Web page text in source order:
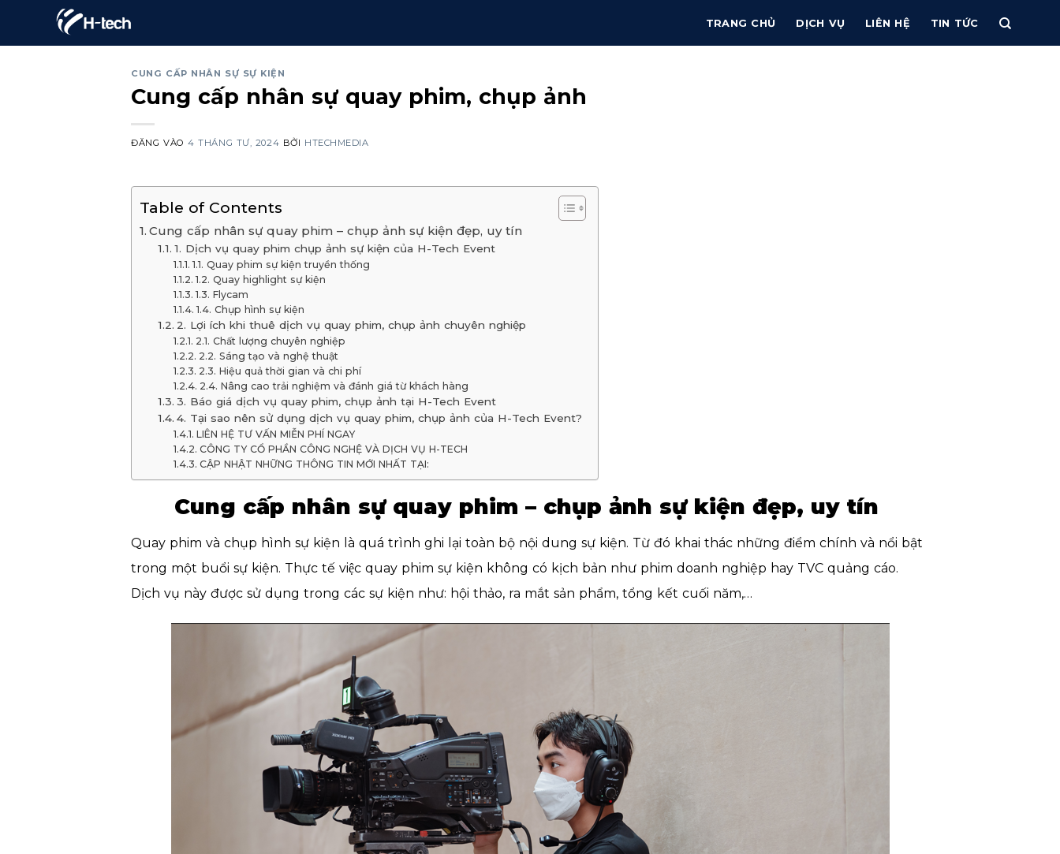
TRANG CHỦ DỊCH VỤ LIÊN HỆ TIN TỨC
CUNG CẤP NHÂN SỰ SỰ KIỆN
Cung cấp nhân sự quay phim, chụp ảnh
ĐĂNG VÀO4 THÁNG TƯ, 2024 BỞI HTECHMEDIA
Table of Contents
Cung cấp nhân sự quay phim – chụp ảnh sự kiện đẹp, uy tín
1. Dịch vụ quay phim chụp ảnh sự kiện của H-Tech Event
1.1. Quay phim sự kiện truyền thống
1.2. Quay highlight sự kiện
1.3. Flycam
1.4. Chụp hình sự kiện
2. Lợi ích khi thuê dịch vụ quay phim, chụp ảnh chuyên nghiệp
2.1. Chất lượng chuyên nghiệp
2.2. Sáng tạo và nghệ thuật
2.3. Hiệu quả thời gian và chi phí
2.4. Nâng cao trải nghiệm và đánh giá từ khách hàng
3. Báo giá dịch vụ quay phim, chụp ảnh tại H-Tech Event
4. Tại sao nên sử dụng dịch vụ quay phim, chụp ảnh của H-Tech Event?
LIÊN HỆ TƯ VẤN MIỄN PHÍ NGAY
CÔNG TY CỔ PHẦN CÔNG NGHỆ VÀ DỊCH VỤ H-TECH
CẬP NHẬT NHỮNG THÔNG TIN MỚI NHẤT TẠI:
Cung cấp nhân sự quay phim – chụp ảnh sự kiện đẹp, uy tín
Quay phim và chụp hình sự kiện là quá trình ghi lại toàn bộ nội dung sự kiện. Từ đó khai thác những điểm chính và nổi bật
trong một buổi sự kiện. Thực tế việc quay phim sự kiện không có kịch bản như phim doanh nghiệp hay TVC quảng cáo.
Dịch vụ này được sử dụng trong các sự kiện như: hội thảo, ra mắt sản phẩm, tổng kết cuối năm,…